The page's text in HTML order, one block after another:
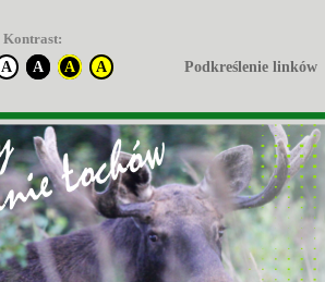
Kontrast:
A
A A A Podkreślenie linków